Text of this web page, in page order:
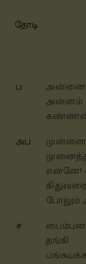
தோடி
ப
அன்னம்
கண்ணன்
அப
என்னே!
போலும்
ச
தங்கி